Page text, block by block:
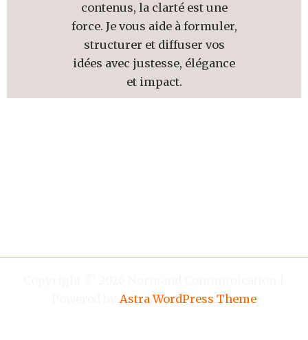
contenus, la clarté est une
force. Je vous aide à formuler,
structurer et diffuser vos
idées avec justesse, élégance
et impact.
Astra WordPress Theme